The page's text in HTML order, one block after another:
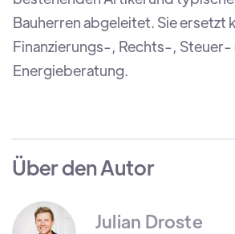
Bauherren abgeleitet. Sie ersetzt
Finanzierungs-, Rechts-, Steuer-
Energieberatung.
Über den Autor
Julian Droste